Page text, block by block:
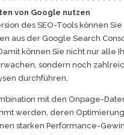
von Google nutzen
des SEO-Tools können
aus der Google Search
können Sie nicht nur alle
sondern noch
durchführen.
mit den Onpage-
werden, deren Optimierung
starken Performance-